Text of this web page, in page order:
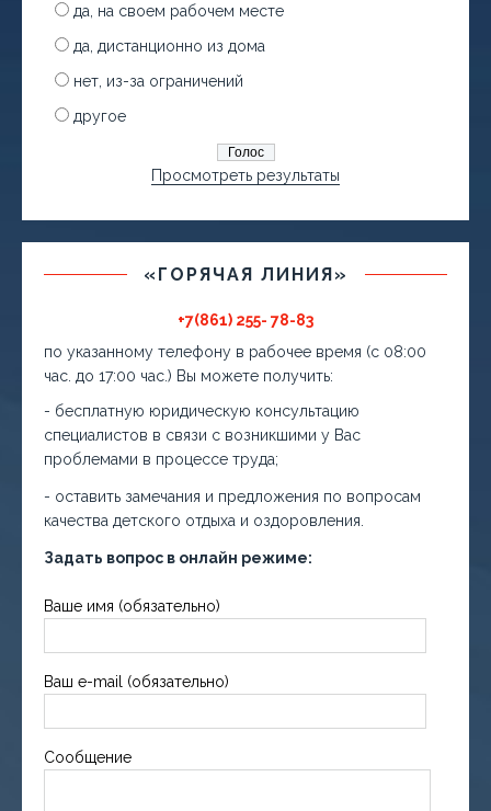
да, на своем рабочем месте
да, дистанционно из дома
нет, из-за ограничений
другое
Просмотреть результаты
«ГОРЯЧАЯ ЛИНИЯ»
+7(861) 255- 78-83
по указанному телефону в рабочее время (с 08:00
час. до 17:00 час.) Вы можете получить:
- бесплатную юридическую консультацию
специалистов в связи с возникшими у Вас
проблемами в процессе труда;
- оставить замечания и предложения по вопросам
качества детского отдыха и оздоровления.
Задать вопрос в онлайн режиме:
Ваше имя (обязательно)
Ваш e-mail (обязательно)
Сообщение